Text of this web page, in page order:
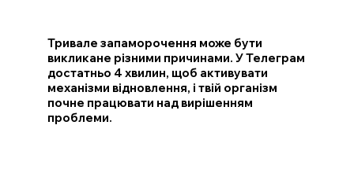
Тривале запаморочення може бути
викликане різними причинами. У Телеграм
достатньо 4 хвилин, щоб активувати
механізми відновлення, і твій організм
почне працювати над вирішенням
проблеми.